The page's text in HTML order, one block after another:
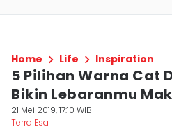
Home Life Inspiration
5 Pilihan Warna Cat
Bikin Lebaranmu
21 Mei 2019, 17:10 WIB
Terra Esa